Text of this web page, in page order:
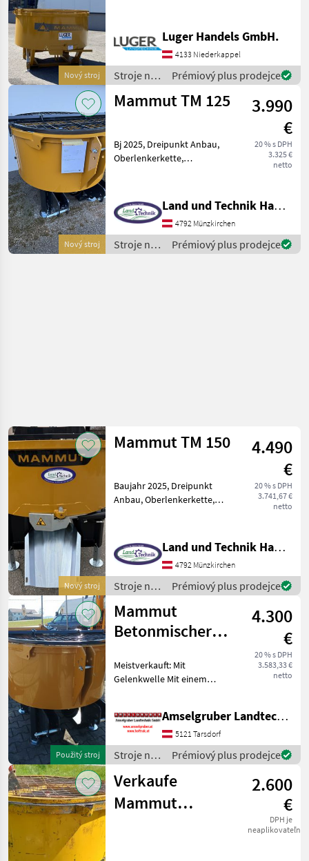
Nový stroj
Zapfwellenantrieb - 4
gefederte Rührarme -
Dreipunktanbau -
Schwenbare Auslaufrutsche
- mechanischer
Luger Handels GmbH.
4133 Niederkappel
Stroje na
stavbu /
Mammut
Prémiový plus prodejce
Nový stroj
Mammut TM 125
3.990
€
20 % s DPH
3.325 €
netto
Bj 2025, Dreipunkt Anbau,
Oberlenkerkette,
oder QUICK FILL,
Schutzgitter klappbar,
Traktorschutzblech,
Staplereinschub, s
Land und Technik HandelsgesmbH
4792 Münzkirchen
Stroje na
stavbu /
Prémiový plus prodejce
Nový stroj
Mammut TM 150
4.490
€
20 % s DPH
3.741,67 €
netto
Baujahr 2025, Dreipunkt
Anbau, Oberlenkerkette,
oder QUICK FILL,
Schutzgitter klappbar,
Traktorschutzblech,
Staplereinsch
Land und Technik HandelsgesmbH
4792 Münzkirchen
Stroje na
stavbu /
Mammut
Prémiový plus prodejce
Použitý stroj
Mammut
Betonmischer
125
4.300
€
20 % s DPH
3.583,33 €
netto
Meistverkauft: Mit
Gelenkwelle Mit einem
Trommeldurchmesser von
1.250 mm gehört der TM
125 zu den meistverkauften
Zwangs
Amselgruber Landtechnik GmbH
5121 Tarsdorf
Stroje na
stavbu /
Mammut
Prémiový plus prodejce
Verkaufe
Mammut
2.600
€
DPH je
neaplikovateľné